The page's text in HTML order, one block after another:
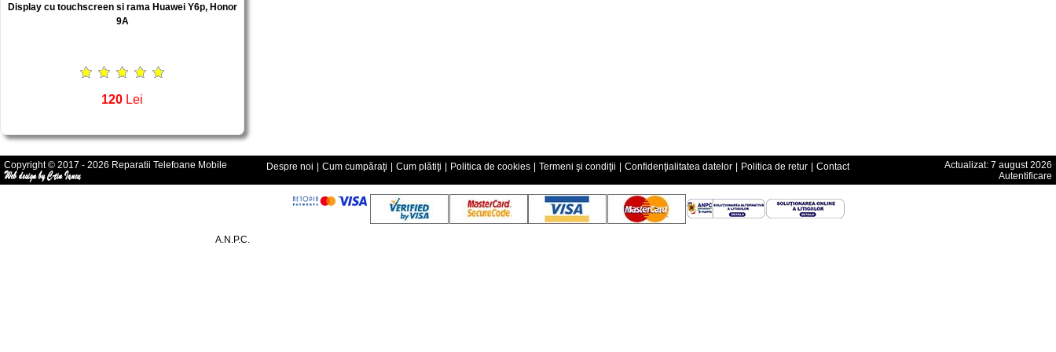
Display cu touchscreen si rama Huawei Y6p, Honor
9A
120 Lei
Copyright © 2017 - 2026 Reparatii Telefoane Mobile Despre noi | Cum cumpăraţi | Cum plătiţi | Politica de cookies | Termeni şi condiţii | Confidenţialitatea datelor | Politica de retur | Contact
Actualizat: 7 august 2026
Autentificare
A.N.P.C.